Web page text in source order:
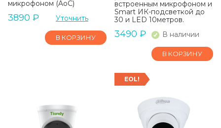
микрофоном (AoC)
3890 ₽ Уточнить
В КОРЗИНУ
встроенным микрофоном и
Smart ИК-подсветкой до
30 и LED 10метров.
3490 ₽ В наличии
В КОРЗИНУ
EOL!